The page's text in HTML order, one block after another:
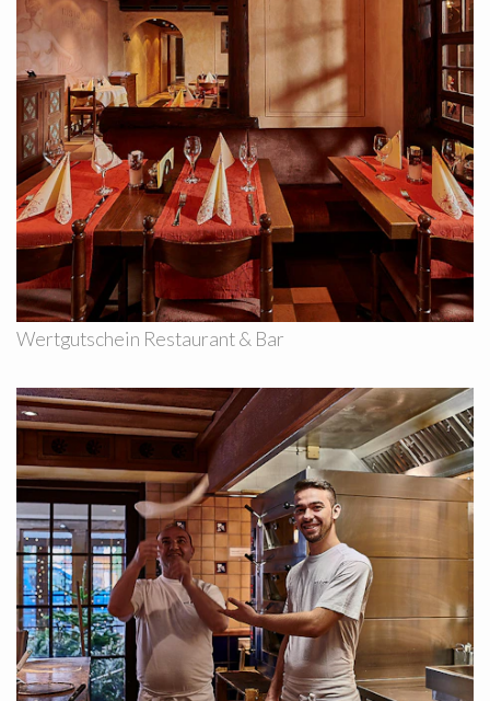
Wertgutschein Restaurant & Bar